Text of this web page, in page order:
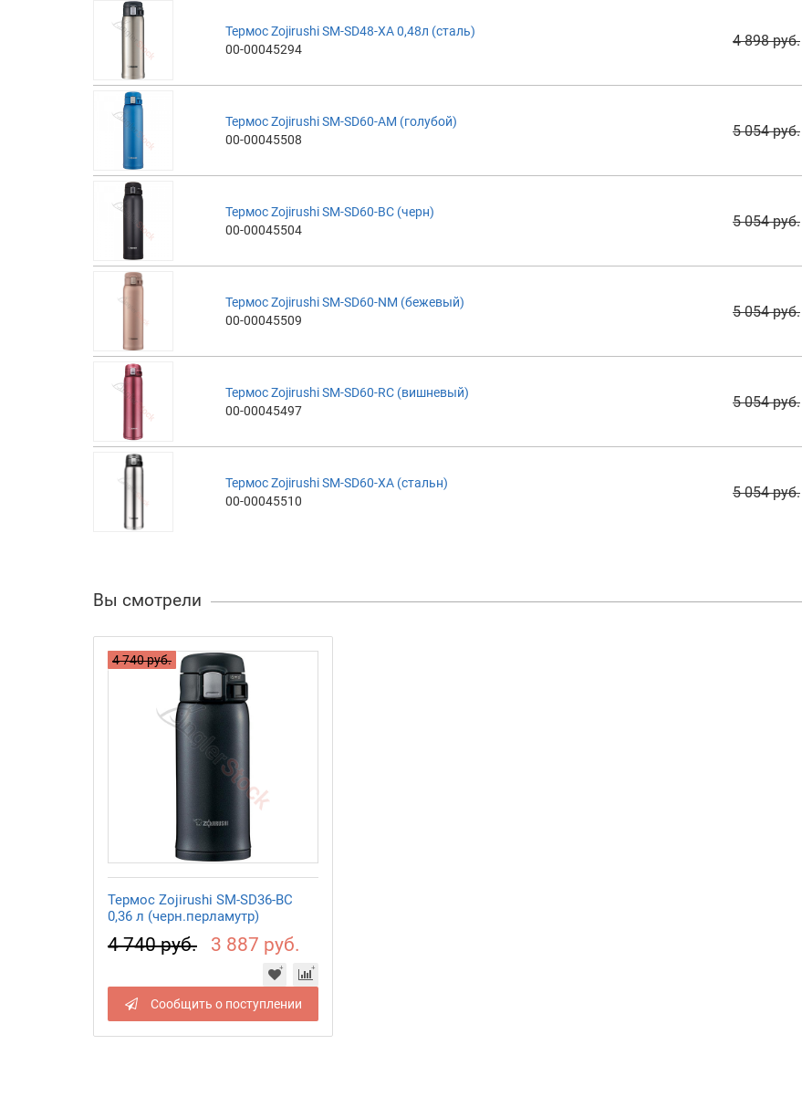
Термос Zojirushi SM-SD48-XA 0,48л (сталь)
00-00045294
4 898 руб.
Термос Zojirushi SM-SD60-AM (голубой)
00-00045508
5 054 руб.
Термос Zojirushi SM-SD60-BC (черн)
00-00045504
5 054 руб.
Термос Zojirushi SM-SD60-NM (бежевый)
00-00045509
5 054 руб.
Термос Zojirushi SM-SD60-RC (вишневый)
00-00045497
5 054 руб.
Термос Zojirushi SM-SD60-XA (стальн)
00-00045510
5 054 руб.
Вы смотрели
4 740 руб.
Термос Zojirushi SM-SD36-BC
0,36 л (черн.перламутр)
4 740 руб. 3 887 руб.
Сообщить о поступлении